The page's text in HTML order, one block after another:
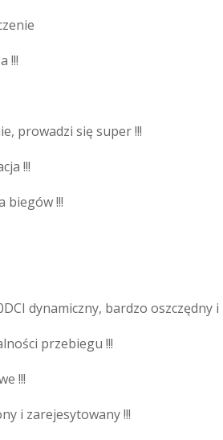
!!!
prowadzi się super !!!
!!!
biegów !!!
dynamiczny, bardzo oszczędny i
przebiegu !!!
!!!
i zarejesytowany !!!